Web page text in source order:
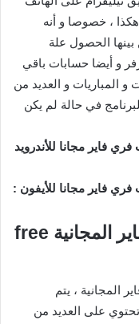
، خصوصا و أنه
الحصول علة
و أيضا حسابات باقي
و المباريات و العديد من
في حالة لم يكن
فاير مجانا للأندرويد
فاير مجانا للأيفون :
أهم مميزات حسابات فري فاير المجانية free
المجانية ، يتم
على العديد من